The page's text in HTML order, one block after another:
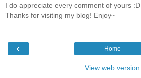
I do appreciate every comment of yours :D
Thanks for visiting my blog! Enjoy~
‹ Home
View web version